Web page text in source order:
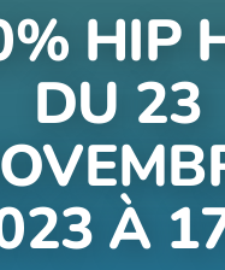
HIP
DU 23
À